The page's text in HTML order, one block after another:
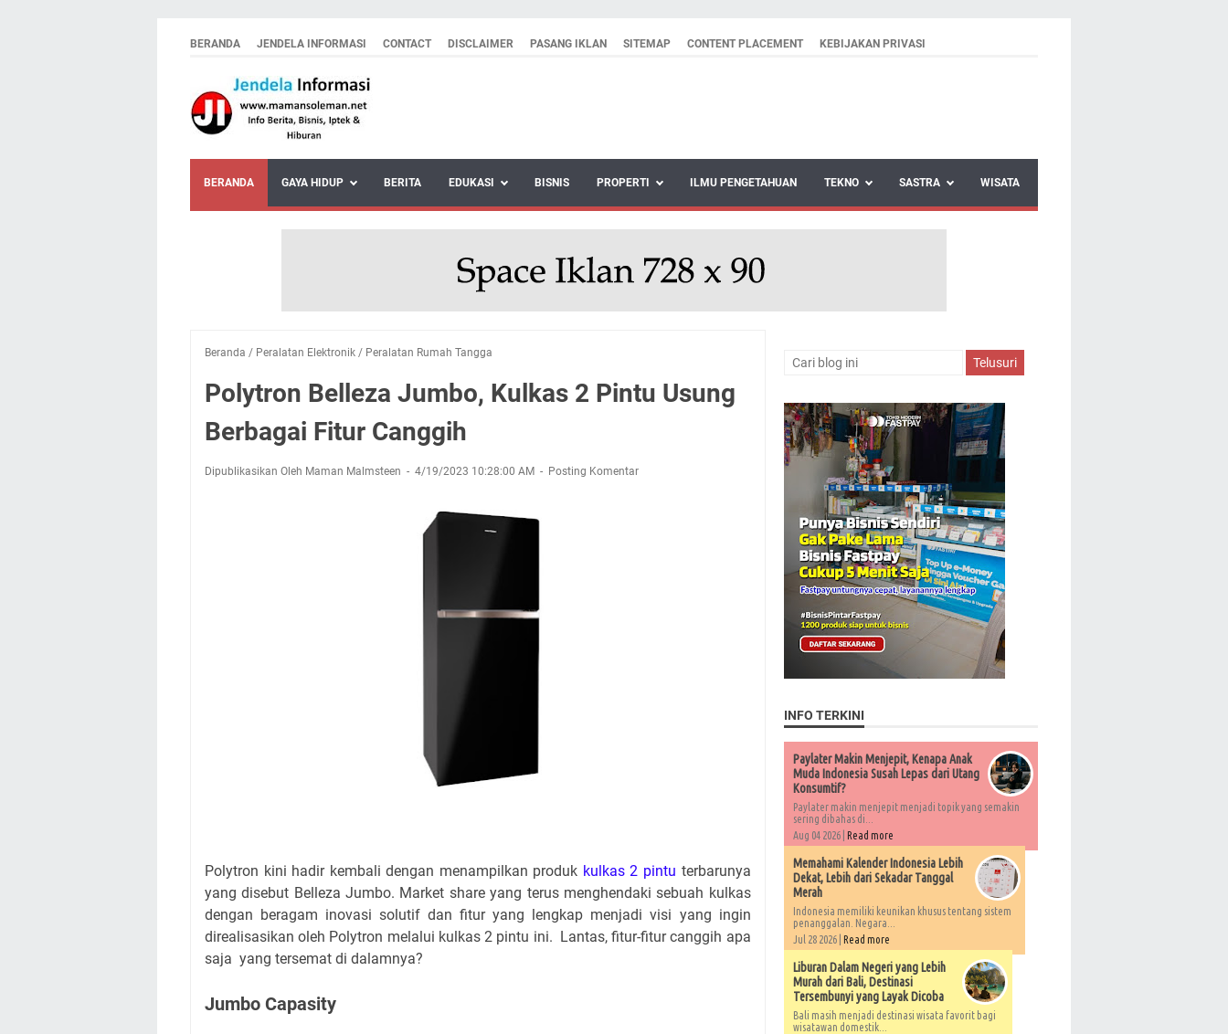
BERANDA JENDELA INFORMASI CONTACT DISCLAIMER PASANG IKLAN SITEMAP CONTENT PLACEMENT KEBIJAKAN PRIVASI
BERANDA GAYA HIDUP BERITA EDUKASI BISNIS PROPERTI ILMU PENGETAHUAN TEKNO SASTRA WISATA
Beranda / Peralatan Elektronik / Peralatan Rumah Tangga
Polytron Belleza Jumbo, Kulkas 2 Pintu Usung
Berbagai Fitur Canggih
Dipublikasikan Oleh Maman Malmsteen 4/19/2023 10:28:00 AM Posting Komentar
Polytron kini hadir kembali dengan menampilkan produk kulkas 2 pintu terbarunya
yang disebut Belleza Jumbo. Market share yang terus menghendaki sebuah kulkas
dengan beragam inovasi solutif dan fitur yang lengkap menjadi visi yang ingin
direalisasikan oleh Polytron melalui kulkas 2 pintu ini. Lantas, fitur-fitur canggih apa
saja yang tersemat di dalamnya?
Jumbo Capasity
INFO TERKINI
Paylater Makin Menjepit, Kenapa Anak
Muda Indonesia Susah Lepas dari Utang
Konsumtif?
Paylater makin menjepit menjadi topik yang semakin
sering dibahas di...
Aug 04 2026 | Read more
Memahami Kalender Indonesia Lebih
Dekat, Lebih dari Sekadar Tanggal
Merah
Indonesia memiliki keunikan khusus tentang sistem
penanggalan. Negara...
Jul 28 2026 | Read more
Liburan Dalam Negeri yang Lebih
Murah dari Bali, Destinasi
Tersembunyi yang Layak Dicoba
Bali masih menjadi destinasi wisata favorit bagi
wisatawan domestik...